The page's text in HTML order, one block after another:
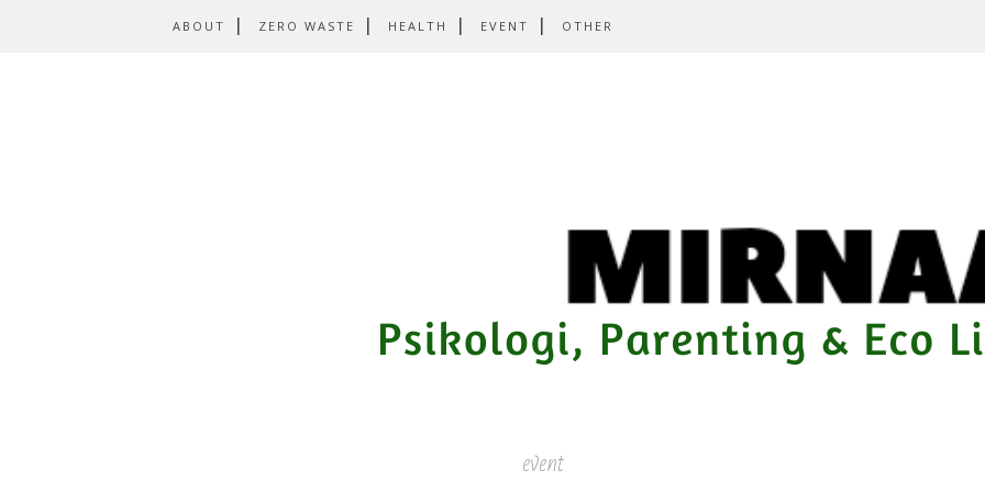
ABOUT ZERO WASTE HEALTH EVENT OTHER
event